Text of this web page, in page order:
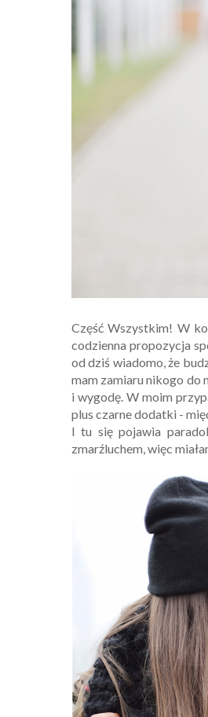
Część Wszystkim! W
codzienna propozycja
od dziś wiadomo, że
mam zamiaru nikogo do
i wygodę. W moim
plus czarne dodatki -
I tu się pojawia
zmarźluchem, więc